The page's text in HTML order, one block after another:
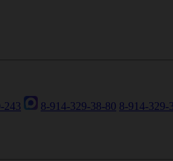
243 8-914-329-38-80 8-914-329-